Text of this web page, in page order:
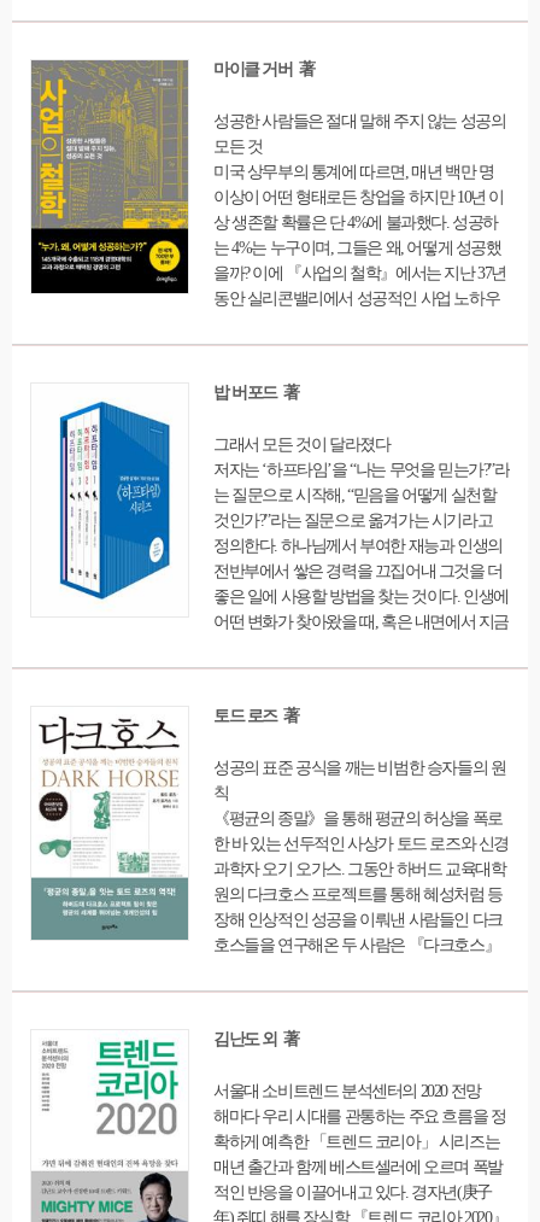
가 노동시장과 자본시장에 끼치는 영향은 무
한 도전은 무엇일까? 전 세계에서 가장 주목
집장으로, 오랫동안 일의 미래를 파헤쳐온 저
자는 실제로 긱 경제를 체험하고 있는 다섯 명
의 이야기를 우리에게 들려준다. 캔자스시티
의 우버 택시운전사 겸 웨이터, 뉴욕에서 정직
원 생활을 그만두고 긱스터에 합류한 잘나가
는 프로그래머, 메커니컬터크를 통해 소득을
벌어들이는 캐나다의 워킹맘, 프리랜서로 지
역 경제를 되살리겠다는 아칸소주 자선활동
긱 경제는 많은 사람의 삶에 영향을 미쳤다.
그중에는 부유한 사람도 있고 가난한 사람도
있었다. 또 이것은 누군가에겐 자유와 유연성,
경제적 이익이 보장되는 삶이었고, 누군가에
게는 실업에 대한 차악의 선택일 뿐이었다. 저
자는 긱 경제를 체험 중인 사람들이 일하는 현
장과 경제 전문가들을 취재하며 지금 우리가
맞닥뜨린 중대한 질문에 대한 답을 찾아나가
고, 직업의 종말과 일의 미래에 대해 함께 생
각해본다.
마이클 거버 著
성공한 사람들은 절대 말해 주지 않는 성공의
모든 것
미국 상무부의 통계에 따르면, 매년 백만 명
이상이 어떤 형태로든 창업을 하지만 10년 이
상 생존할 확률은 단 4%에 불과했다. 성공하
는 4%는 누구이며, 그들은 왜, 어떻게 성공했
을까? 이에 『사업의 철학』에서는 지난 37년
동안 실리콘밸리에서 성공적인 사업 노하우
공의 조건에 대해 이전과는 전혀 다른 ‘기업가
이 잘하는 분야에서 창업을 한다면 사업을 성
그래서 요리사는 식당을, 헤어드레서는 미용
실을, 편집자는 출판사를, 프로그래머는 콘텐
츠 사업에 진출한다. 저자는 바로 이것이 대부
분의 사업 실패의 원인이라고 지적한다. 즉,
‘기업가의 관점’이 아닌 ‘기술자의 관점’으로
사업을 바라본다는 것이다. 이에 ‘지속 가능한
사업 원형’을 갖추는 사업개발의 7단계 전략
을 통해 원점에서부터 사업을 재구축하도록
밥 버포드 著
그래서 모든 것이 달라졌다
저자는 ‘하프타임’을 “나는 무엇을 믿는가?”라
는 질문으로 시작해, “믿음을 어떻게 실천할
것인가?”라는 질문으로 옮겨가는 시기라고
정의한다. 하나님께서 부여한 재능과 인생의
전반부에서 쌓은 경력을 끄집어내 그것을 더
좋은 일에 사용할 방법을 찾는 것이다. 인생에
어떤 변화가 찾아왔을 때, 혹은 내면에서 지금
리가 들릴 때 나에게 하프타임이 필요하다는
라는 미지의 세계를 마주했을 때 올바른 길로
명하게 통과하는 법과 하프타임 이후의 삶에
대한 실제 모델을 제시한다.
토드 로즈 著
성공의 표준 공식을 깨는 비범한 승자들의 원
칙
《평균의 종말》을 통해 평균의 허상을 폭로
한 바 있는 선두적인 사상가 토드 로즈와 신경
과학자 오기 오가스. 그동안 하버드 교육대학
원의 다크호스 프로젝트를 통해 혜성처럼 등
장해 인상적인 성공을 이뤄낸 사람들인 다크
호스들을 연구해온 두 사람은 『다크호스』
다. 우리는 대체로 생계 문제에서 좋아하는 일
생각한다. 그러나 이 책에서 만나게 될 다크호
된다. 그들은 개개인성을 활용해서 실력과 즐
거움을 둘 다 얻었기 때문이다. 표준 공식을
따르지 않고 자신만의 길을 개척해 행복이 충
만한 삶을 누리고 있는 다크호스들의 여정을
살펴보면 실질적인 성공 법칙이 숨겨져 있다.
김난도 외 著
서울대 소비트렌드 분석센터의 2020 전망
해마다 우리 시대를 관통하는 주요 흐름을 정
확하게 예측한 「트렌드 코리아」 시리즈는
매년 출간과 함께 베스트셀러에 오르며 폭발
적인 반응을 이끌어내고 있다. 경자년(庚子
年) 쥐띠 해를 장식할 『트렌드 코리아 2020』